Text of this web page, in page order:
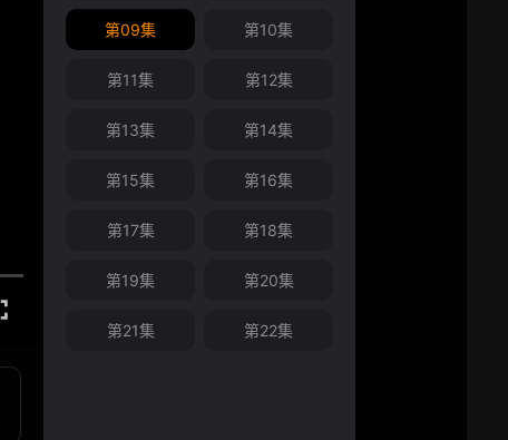
第09集 第10集
第11集 第12集
第13集 第14集
第15集 第16集
第17集 第18集
第19集 第20集
第21集 第22集